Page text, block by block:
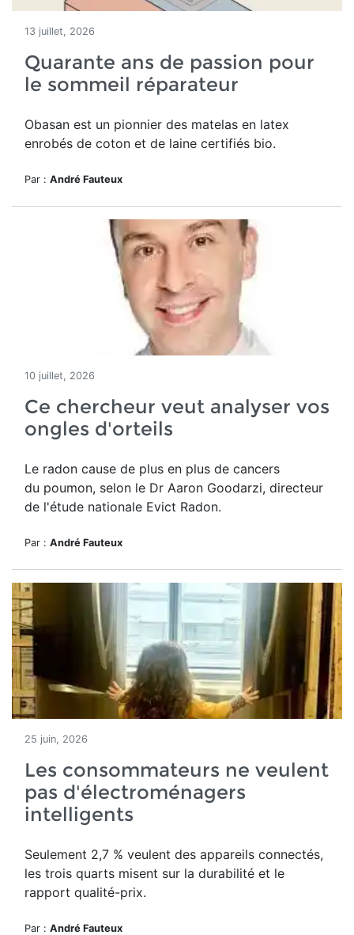
13 juillet, 2026
Quarante ans de passion pour
le sommeil réparateur
Obasan est un pionnier des matelas en latex
enrobés de coton et de laine certifiés bio.
Par : André Fauteux
10 juillet, 2026
Ce chercheur veut analyser vos
ongles d'orteils
Le radon cause de plus en plus de cancers
du poumon, selon le Dr Aaron Goodarzi, directeur
de l'étude nationale Evict Radon.
Par : André Fauteux
25 juin, 2026
Les consommateurs ne veulent
pas d'électroménagers
intelligents
Seulement 2,7 % veulent des appareils connectés,
les trois quarts misent sur la durabilité et le
rapport qualité-prix.
Par : André Fauteux